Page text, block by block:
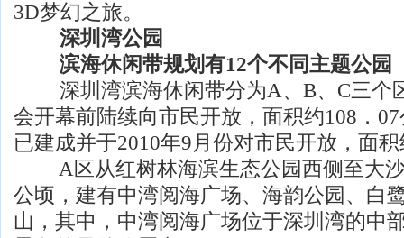
3D梦幻之旅。
深圳湾公园
滨海休闲带规划有12个不同主题公园
深圳湾滨海休闲带分为A、B、C三个
会开幕前陆续向市民开放，面积约108．
已建成并于2010年9月份对市民开放，面
A区从红树林海滨生态公园西侧至大沙
公顷，建有中湾阅海广场、海韵公园、白
山，其中，中湾阅海广场位于深圳湾的中